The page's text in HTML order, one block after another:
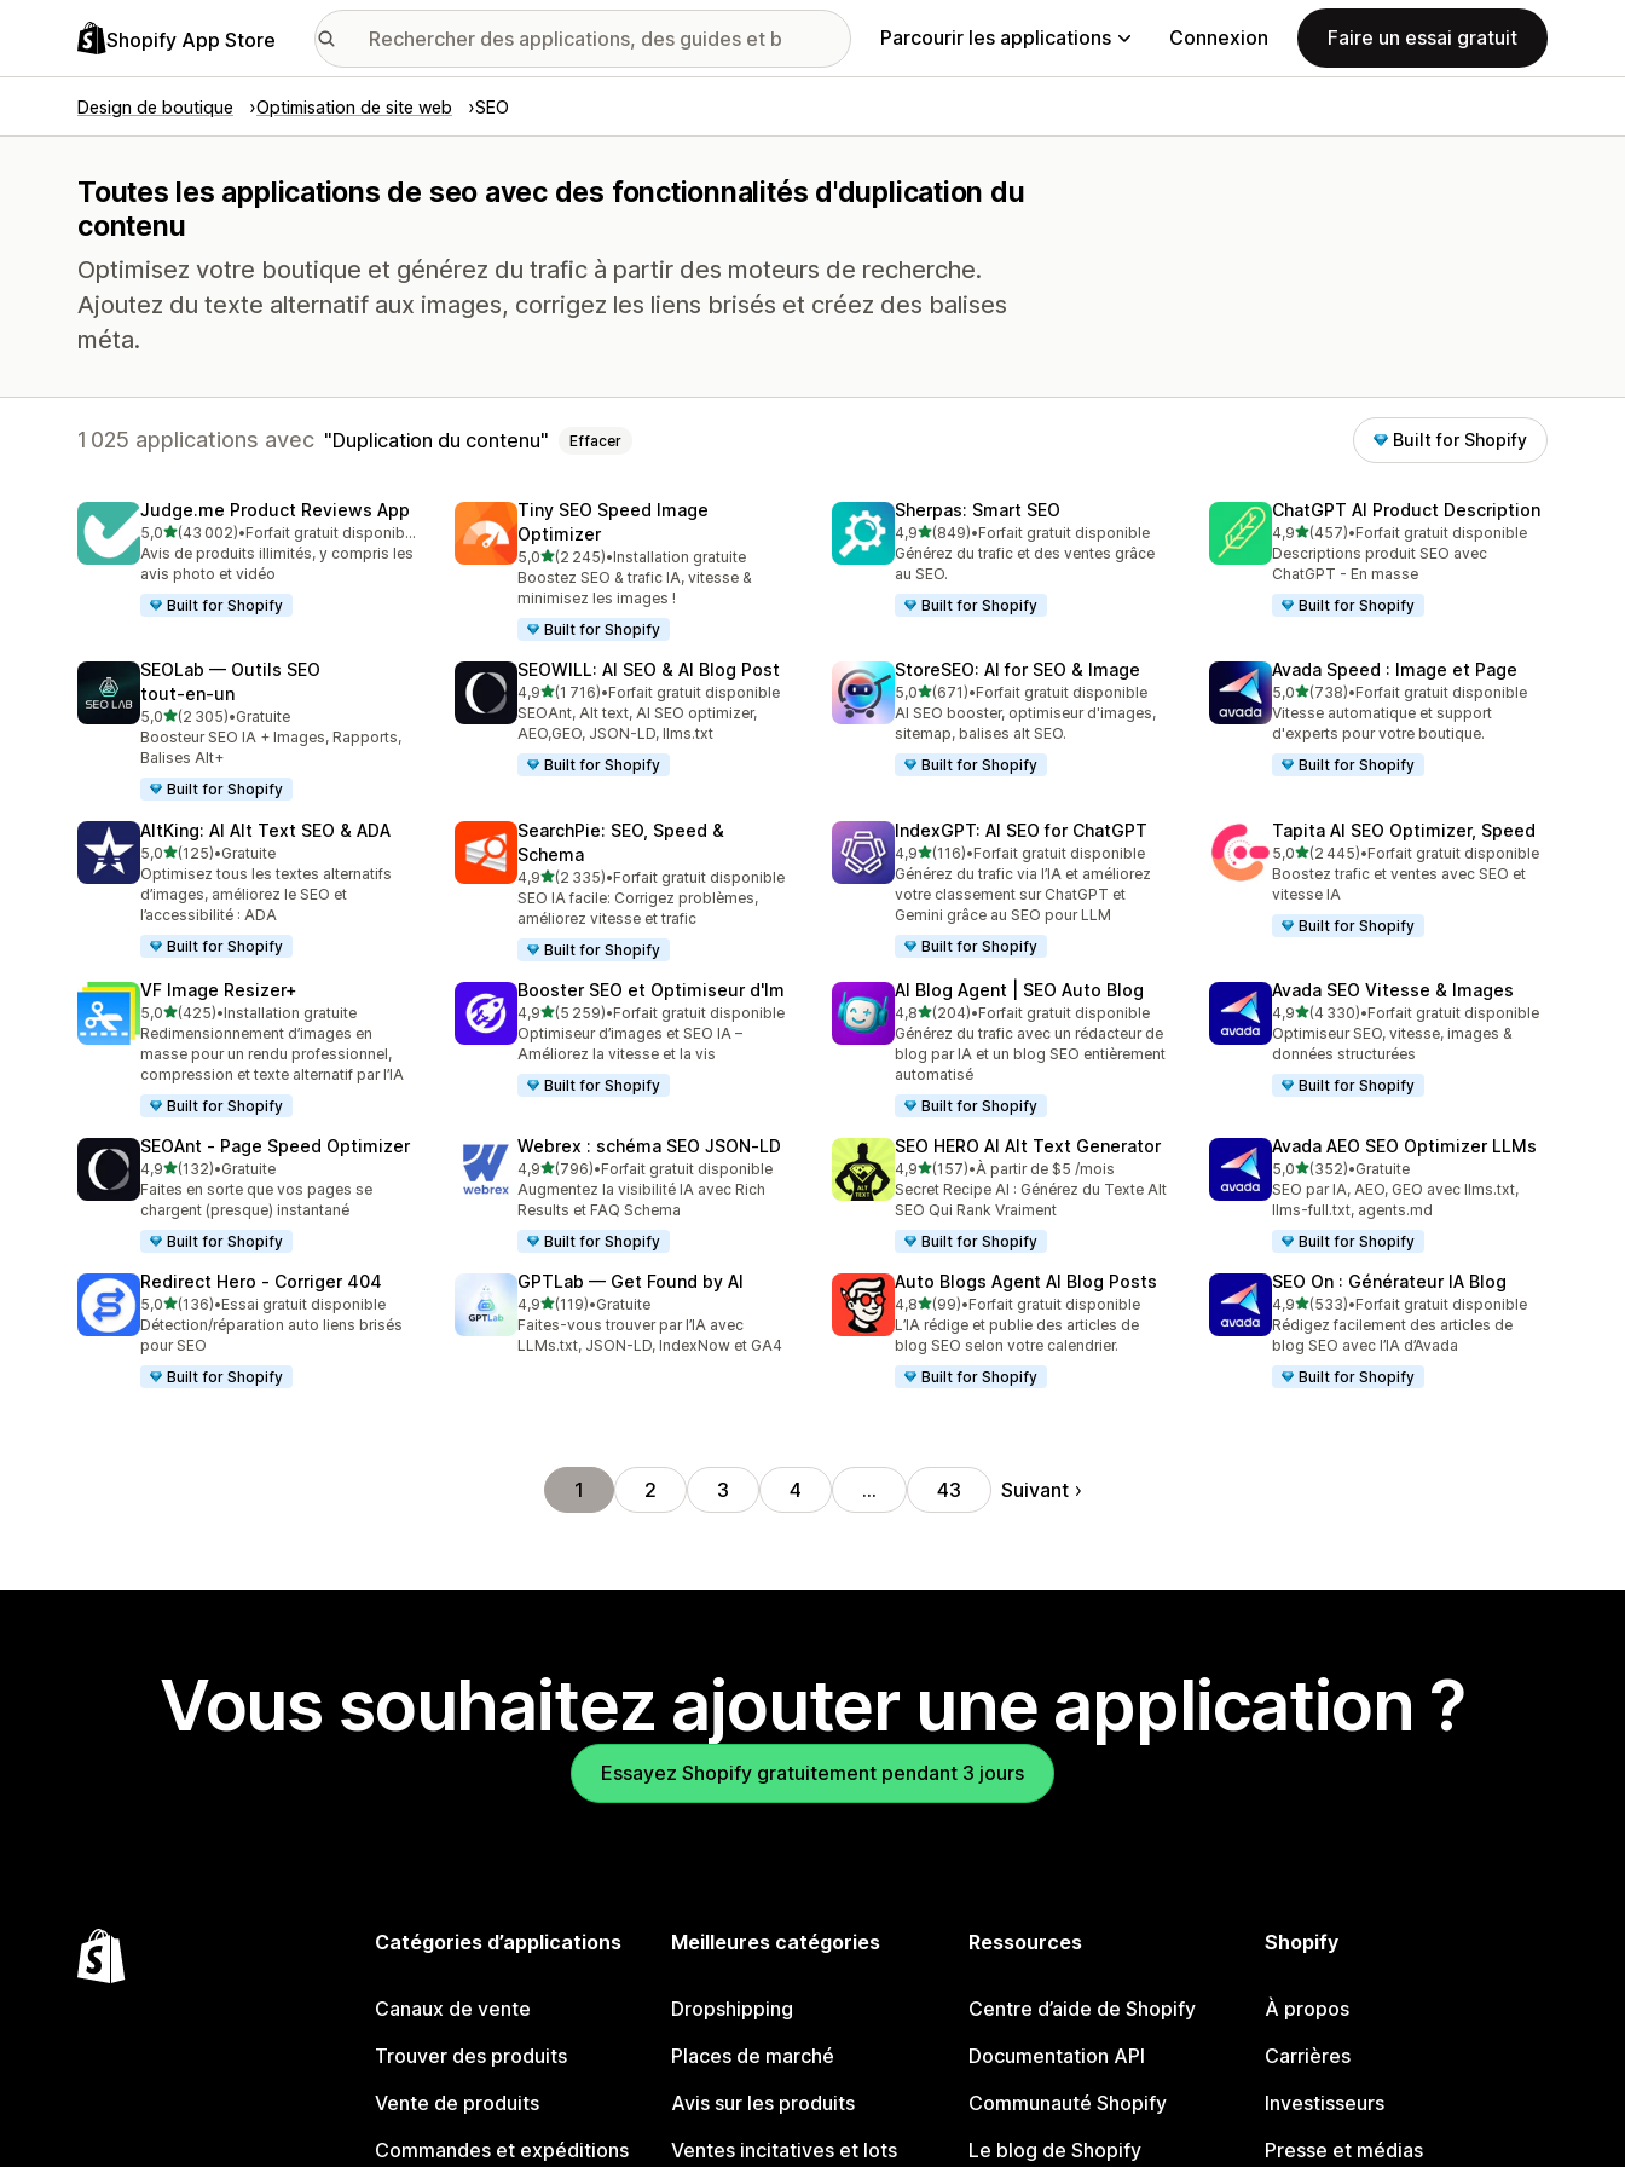
Shopify App Store Parcourir les applications Connexion Faire un essai gratuit
Design de boutique Optimisation de site web SEO
Toutes les applications de seo avec des fonctionnalités d'duplication du
contenu
Optimisez votre boutique et générez du trafic à partir des moteurs de recherche.
Ajoutez du texte alternatif aux images, corrigez les liens brisés et créez des balises
méta.
1 025 applications avec Duplication du contenu Effacer Built for Shopify
Judge.me Product Reviews App
5,0étoile(s) sur 5
(43 002)
43002 avis au total
•
Forfait gratuit disponible
Avis de produits illimités, y compris les
avis photo et vidéo
Built for Shopify
Tiny SEO Speed Image
Optimizer
5,0étoile(s) sur 5
(2 245)
2245 avis au total
•Installation gratuite
Boostez SEO & trafic IA, vitesse &
minimisez les images !
Built for Shopify
Sherpas: Smart SEO
4,9étoile(s) sur 5
(849)
849 avis au total
•Forfait gratuit disponible
Générez du trafic et des ventes grâce
au SEO.
Built for Shopify
ChatGPT AI Product Description
4,9étoile(s) sur 5
(457)
457 avis au total
•Forfait gratuit disponible
Descriptions produit SEO avec
ChatGPT - En masse
Built for Shopify
SEOLab — Outils SEO
tout‑en‑un
5,0étoile(s) sur 5
(2 305)
2305 avis au total
•Gratuite
Boosteur SEO IA + Images, Rapports,
Balises Alt+
Built for Shopify
SEOWILL: AI SEO & AI Blog Post
4,9étoile(s) sur 5
(1 716)
1716 avis au total
•Forfait gratuit disponible
SEOAnt, Alt text, AI SEO optimizer,
AEO,GEO, JSON-LD, llms.txt
Built for Shopify
StoreSEO: AI for SEO & Image
5,0étoile(s) sur 5
(671)
671 avis au total
•Forfait gratuit disponible
AI SEO booster, optimiseur d'images,
sitemap, balises alt SEO.
Built for Shopify
Avada Speed : Image et Page
5,0étoile(s) sur 5
(738)
738 avis au total
•Forfait gratuit disponible
Vitesse automatique et support
d'experts pour votre boutique.
Built for Shopify
AltKing: AI Alt Text SEO & ADA
5,0étoile(s) sur 5
(125)
125 avis au total
•Gratuite
Optimisez tous les textes alternatifs
d’images, améliorez le SEO et
l’accessibilité : ADA
Built for Shopify
SearchPie: SEO, Speed &
Schema
4,9étoile(s) sur 5
(2 335)
2335 avis au total
•Forfait gratuit disponible
SEO IA facile: Corrigez problèmes,
améliorez vitesse et trafic
Built for Shopify
IndexGPT: AI SEO for ChatGPT
4,9étoile(s) sur 5
(116)
116 avis au total
•Forfait gratuit disponible
Générez du trafic via l’IA et améliorez
votre classement sur ChatGPT et
Gemini grâce au SEO pour LLM
Built for Shopify
Tapita AI SEO Optimizer, Speed
5,0étoile(s) sur 5
(2 445)
2445 avis au total
•Forfait gratuit disponible
Boostez trafic et ventes avec SEO et
vitesse IA
Built for Shopify
VF Image Resizer+
5,0étoile(s) sur 5
(425)
425 avis au total
•Installation gratuite
Redimensionnement d’images en
masse pour un rendu professionnel,
compression et texte alternatif par l’IA
Built for Shopify
Booster SEO et Optimiseur d'Im
4,9étoile(s) sur 5
(5 259)
5259 avis au total
•Forfait gratuit disponible
Optimiseur d’images et SEO IA –
Améliorez la vitesse et la vis
Built for Shopify
AI Blog Agent | SEO Auto Blog
4,8étoile(s) sur 5
(204)
204 avis au total
•Forfait gratuit disponible
Générez du trafic avec un rédacteur de
blog par IA et un blog SEO entièrement
automatisé
Built for Shopify
Avada SEO Vitesse & Images
4,9étoile(s) sur 5
(4 330)
4330 avis au total
•Forfait gratuit disponible
Optimiseur SEO, vitesse, images &
données structurées
Built for Shopify
SEOAnt ‑ Page Speed Optimizer
4,9étoile(s) sur 5
(132)
132 avis au total
•Gratuite
Faites en sorte que vos pages se
chargent (presque) instantané
Built for Shopify
Webrex : schéma SEO JSON‑LD
4,9étoile(s) sur 5
(796)
796 avis au total
•Forfait gratuit disponible
Augmentez la visibilité IA avec Rich
Results et FAQ Schema
Built for Shopify
SEO HERO AI Alt Text Generator
4,9étoile(s) sur 5
(157)
157 avis au total
•À partir de $5 /mois
Secret Recipe AI : Générez du Texte Alt
SEO Qui Rank Vraiment
Built for Shopify
Avada AEO SEO Optimizer LLMs
5,0étoile(s) sur 5
(352)
352 avis au total
•Gratuite
SEO par IA, AEO, GEO avec llms.txt,
llms-full.txt, agents.md
Built for Shopify
Redirect Hero ‑ Corriger 404
5,0étoile(s) sur 5
(136)
136 avis au total
•Essai gratuit disponible
Détection/réparation auto liens brisés
pour SEO
Built for Shopify
GPTLab — Get Found by AI
4,9étoile(s) sur 5
(119)
119 avis au total
•Gratuite
Faites-vous trouver par l’IA avec
LLMs.txt, JSON-LD, IndexNow et GA4
Auto Blogs Agent AI Blog Posts
4,8étoile(s) sur 5
(99)
99 avis au total
•Forfait gratuit disponible
L’IA rédige et publie des articles de
blog SEO selon votre calendrier.
Built for Shopify
SEO On : Générateur IA Blog
4,9étoile(s) sur 5
(533)
533 avis au total
•Forfait gratuit disponible
Rédigez facilement des articles de
blog SEO avec l’IA d’Avada
Built for Shopify
1 2 3 4 … 43 Suivant
Vous souhaitez ajouter une application ?
Essayez Shopify gratuitement pendant 3 jours
Catégories d’applications
Canaux de vente
Trouver des produits
Vente de produits
Commandes et expéditions
Meilleures catégories
Dropshipping
Places de marché
Avis sur les produits
Ventes incitatives et lots
Ressources
Centre d’aide de Shopify
Documentation API
Communauté Shopify
Le blog de Shopify
Shopify
À propos
Carrières
Investisseurs
Presse et médias